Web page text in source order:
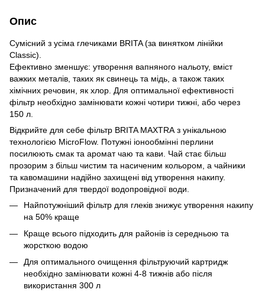
Опис
Сумісний з усіма глечиками BRITA (за винятком лінійки
Classic).
Ефективно зменшує: утворення вапняного нальоту, вміст
важких металів, таких як свинець та мідь, а також таких
хімічних речовин, як хлор. Для оптимальної ефективності
фільтр необхідно замінювати кожні чотири тижні, або через
150 л.
Відкрийте для себе фільтр BRITA MAXTRA з унікальною
технологією MicroFlow. Потужні іонообмінні перлини
посилюють смак та аромат чаю та кави. Чай стає більш
прозорим з більш чистим та насиченим кольором, а чайники
та кавомашини надійно захищені від утворення накипу.
Призначений для твердої водопровідної води.
Найпотужніший фільтр для глеків знижує утворення накипу
на 50% краще
Краще всього підходить для районів із середньою та
жорсткою водою
Для оптимального очищення фільтруючий картридж
необхідно замінювати кожні 4-8 тижнів або після
використання 300 л